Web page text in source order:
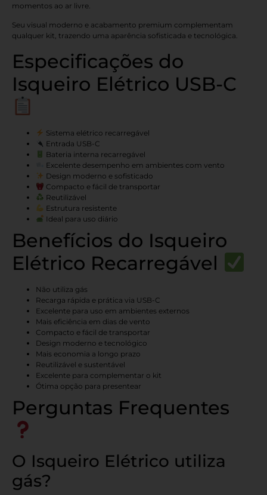
momentos ao ar livre.
Seu visual moderno e acabamento premium complementam
qualquer kit, trazendo uma aparência sofisticada e tecnológica.
Especificações do
Isqueiro Elétrico USB-C
Sistema elétrico recarregável
Entrada USB-C
Bateria interna recarregável
Excelente desempenho em ambientes com vento
Design moderno e sofisticado
Compacto e fácil de transportar
Reutilizável
Estrutura resistente
Ideal para uso diário
Benefícios do Isqueiro
Elétrico Recarregável
Não utiliza gás
Recarga rápida e prática via USB-C
Excelente para uso em ambientes externos
Mais eficiência em dias de vento
Compacto e fácil de transportar
Design moderno e tecnológico
Mais economia a longo prazo
Reutilizável e sustentável
Excelente para complementar o kit
Ótima opção para presentear
Perguntas Frequentes
O Isqueiro Elétrico utiliza
gás?